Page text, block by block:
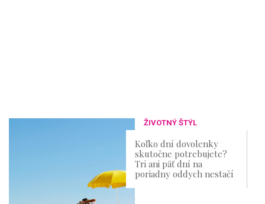
ŽIVOTNÝ ŠTÝL
Koľko dní dovolenky
skutočne potrebujete?
Tri ani päť dní na
poriadny oddych nestačí